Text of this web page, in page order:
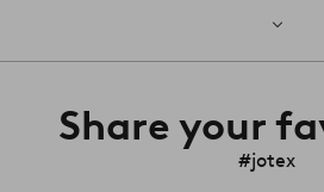
Share your
#jotex